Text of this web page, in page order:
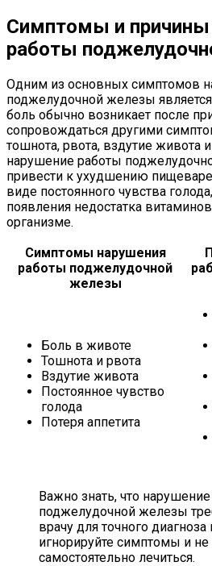
Симптомы и причины
работы
Одним из основных симптомов
поджелудочной железы
боль обычно возникает после
сопровождаться другими
тошнота, рвота, вздутие живота
нарушение работы
привести к ухудшению
виде постоянного чувства
появления недостатка
организме.
Симптомы нарушения
работы поджелудочной
железы
Боль в животе
Тошнота и рвота
Вздутие живота
Постоянное чувство
голода
Потеря аппетита
Важно знать, что
поджелудочной железы
врачу для точного
игнорируйте симптомы и не
самостоятельно лечиться.